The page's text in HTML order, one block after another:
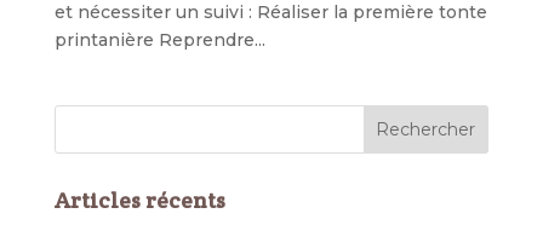
et nécessiter un suivi : Réaliser la première tonte
printanière Reprendre...
Articles récents